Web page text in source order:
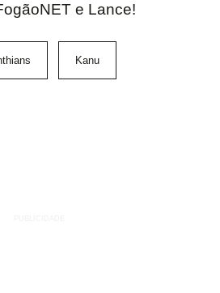
e Lance!
Kanu